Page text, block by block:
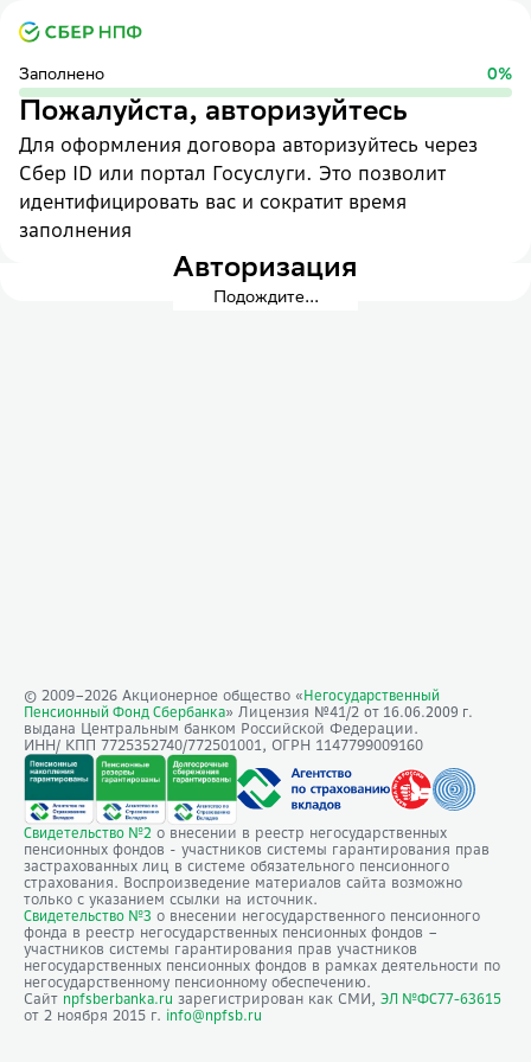
Заполнено 0%
Пожалуйста, авторизуйтесь
Для оформления договора авторизуйтесь через
Сбер ID или портал Госуслуги. Это позволит
идентифицировать вас и сократит время
заполнения
Авторизация
Подождите...
© 2009–2026 Акционерное общество « Негосударственный
Пенсионный Фонд Сбербанка» Лицензия №41/2 от 16.06.2009 г.
выдана Центральным банком Российской Федерации.
ИНН/ КПП 7725352740/772501001, ОГРН 1147799009160
Свидетельство №2 о внесении в реестр негосударственных
пенсионных фондов - участников системы гарантирования прав
застрахованных лиц в системе обязательного пенсионного
страхования. Воспроизведение материалов сайта возможно
только с указанием ссылки на источник.
Свидетельство №3 о внесении негосударственного пенсионного
фонда в реестр негосударственных пенсионных фондов –
участников системы гарантирования прав участников
негосударственных пенсионных фондов в рамках деятельности по
негосударственному пенсионному обеспечению.
Сайт npfsberbanka.ru зарегистрирован как СМИ, ЭЛ №ФС77-63615
от 2 ноября 2015 г. info@npfsb.ru